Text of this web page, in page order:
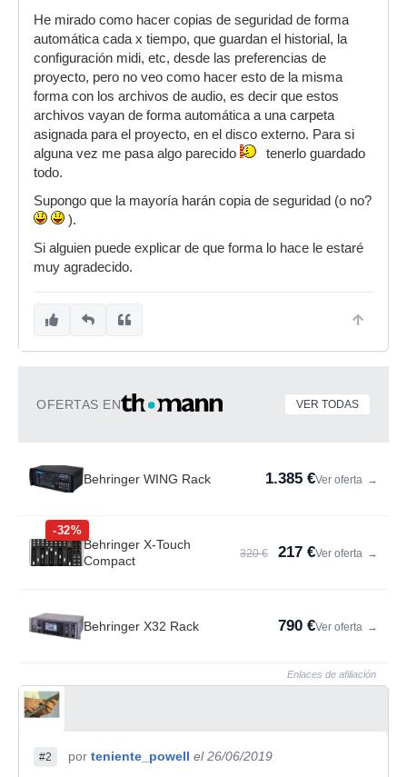
He mirado como hacer copias de seguridad de forma
automática cada x tiempo, que guardan el historial, la
configuración midi, etc, desde las preferencias de
proyecto, pero no veo como hacer esto de la misma
forma con los archivos de audio, es decir que estos
archivos vayan de forma automática a una carpeta
asignada para el proyecto, en el disco externo. Para si
alguna vez me pasa algo parecido
tenerlo guardado
todo.
Supongo que la mayoría harán copia de seguridad (o no?
).
Si alguien puede explicar de que forma lo hace le estaré
muy agradecido.
OFERTAS EN VER TODAS
Behringer WING Rack 1.385 €Ver oferta →
-32%
Behringer X-Touch
Compact
320 € 217 €Ver oferta →
Behringer X32 Rack 790 €Ver oferta →
Enlaces de afiliación
#2 por teniente_powell el 26/06/2019